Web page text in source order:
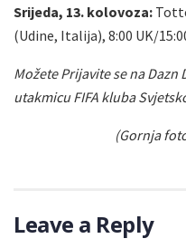
Srijeda, 13. kolovoza:
(Udine, Italija), 8:00 UK/
MožetePrijavite se na Dazn
utakmicu FIFA kluba
(Gornja
Leave a Reply